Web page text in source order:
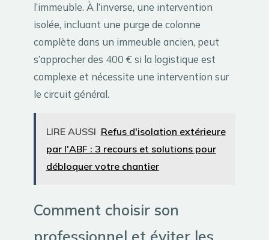
l’immeuble. À l’inverse, une intervention
isolée, incluant une purge de colonne
complète dans un immeuble ancien, peut
s’approcher des 400 € si la logistique est
complexe et nécessite une intervention sur
le circuit général.
LIRE AUSSI Refus d'isolation extérieure
par l'ABF : 3 recours et solutions pour
débloquer votre chantier
Comment choisir son
professionnel et éviter les